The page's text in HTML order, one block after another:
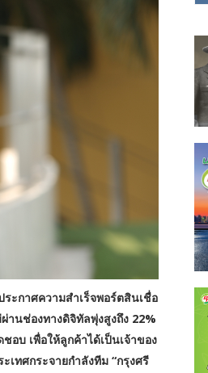
ะกาศความสำเร็จพอร์ตสินเชื่อ
านช่องทางดิจิทัลพุ่งสูงถึง 22%
อบ เพื่อให้ลูกค้าได้เป็นเจ้าของ
ทศกระจายกำลังทีม “กรุงศรี